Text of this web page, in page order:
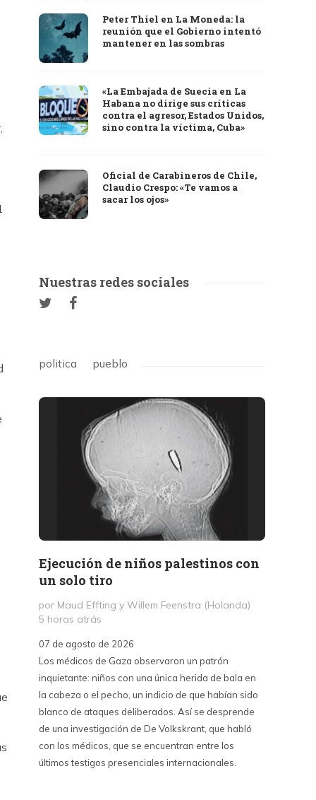
Peter Thiel en La Moneda: la
reunión que el Gobierno intentó
mantener en las sombras
«La Embajada de Suecia en La
Habana no dirige sus críticas
contra el agresor, Estados Unidos,
sino contra la víctima, Cuba»
Oficial de Carabineros de Chile,
Claudio Crespo: «Te vamos a
sacar los ojos»
Nuestras redes sociales
politica pueblo
Ejecución de niños palestinos con
un solo tiro
por Maud Effting y Willem Feenstra (Holanda)
5 horas atrás
07 de agosto de 2026
Los médicos de Gaza observaron un patrón
inquietante: niños con una única herida de bala en
la cabeza o el pecho, un indicio de que habían sido
blanco de ataques deliberados. Así se desprende
de una investigación de De Volkskrant, que habló
con los médicos, que se encuentran entre los
últimos testigos presenciales internacionales.